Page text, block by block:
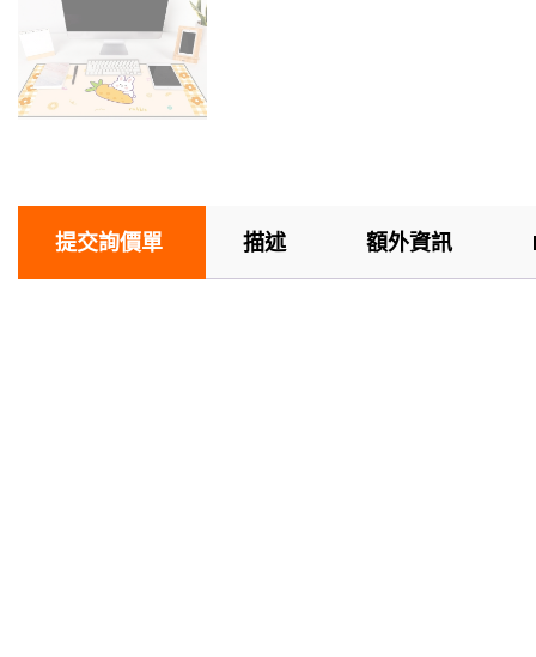
提交詢價單 描述 額外資訊